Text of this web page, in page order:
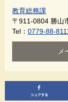
教育総務課
〒911-0804 勝山
Tel： 0779-88-
メ